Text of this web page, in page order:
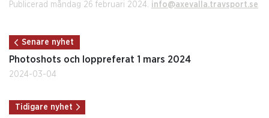
Publicerad måndag 26 februari 2024. info@axevalla.travsport.se
Senare nyhet
Photoshots och loppreferat 1 mars 2024
2024-03-04
Tidigare nyhet